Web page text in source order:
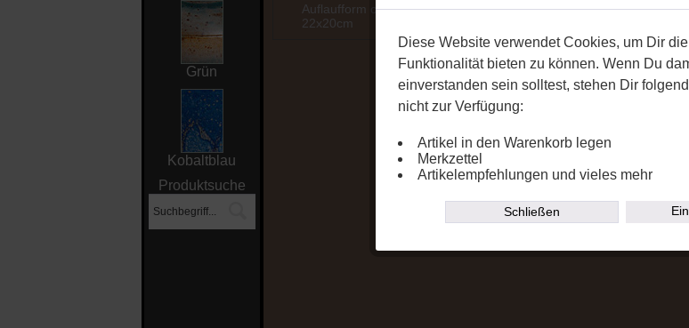
Grün
Kobaltblau
Produktsuche
Auflaufform oval III
22x20cm
Diese Website verwendet Cookies, um Dir
Funktionalität bieten zu können. Wenn Du
einverstanden sein solltest, stehen Dir
nicht zur Verfügung:
Artikel in den Warenkorb legen
Merkzettel
Artikelempfehlungen und vieles mehr
Schließen